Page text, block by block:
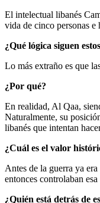
El intelectual libanés
vida de cinco personas
¿Qué lógica siguen
Lo más extraño es que
¿Por qué?
En realidad, Al Qaa,
Naturalmente, su
libanés que intentan
¿Cuál es el valor
Antes de la guerra ya
entonces controlaban
¿Quién está detrás de